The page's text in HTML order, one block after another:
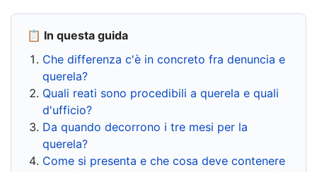
📋 In questa guida
Che differenza c'è in concreto fra denuncia e
querela?
Quali reati sono procedibili a querela e quali
d'ufficio?
Da quando decorrono i tre mesi per la
querela?
Come si presenta e che cosa deve contenere